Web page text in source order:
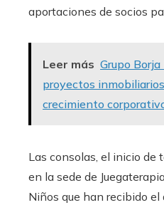
aportaciones de socios
Leer más Grupo
proyectos
crecimiento
Las consolas, el inicio de
en la sede de
Niños que han recibido el